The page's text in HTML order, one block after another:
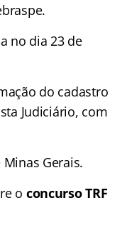
no dia 23 de
do cadastro
Judiciário, com
Gerais.
o concurso TRF